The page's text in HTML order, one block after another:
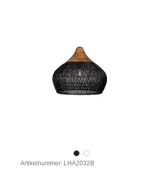
Artikelnummer: LHA2032B